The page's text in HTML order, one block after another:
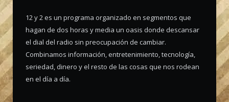
12 y 2 es un programa organizado en segmentos que
hagan de dos horas y media un oasis donde descansar
el dial del radio sin preocupación de cambiar.
Combinamos información, entretenimiento, tecnología,
seriedad, dinero y el resto de las cosas que nos rodean
en el día a día.